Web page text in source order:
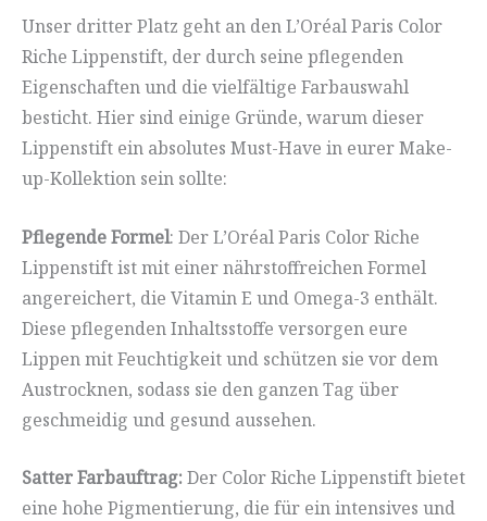
Unser dritter Platz geht an den L’Oréal Paris Color
Riche Lippenstift, der durch seine pflegenden
Eigenschaften und die vielfältige Farbauswahl
besticht. Hier sind einige Gründe, warum dieser
Lippenstift ein absolutes Must-Have in eurer Make-
up-Kollektion sein sollte:
Pflegende Formel: Der L’Oréal Paris Color Riche
Lippenstift ist mit einer nährstoffreichen Formel
angereichert, die Vitamin E und Omega-3 enthält.
Diese pflegenden Inhaltsstoffe versorgen eure
Lippen mit Feuchtigkeit und schützen sie vor dem
Austrocknen, sodass sie den ganzen Tag über
geschmeidig und gesund aussehen.
Satter Farbauftrag: Der Color Riche Lippenstift bietet
eine hohe Pigmentierung, die für ein intensives und